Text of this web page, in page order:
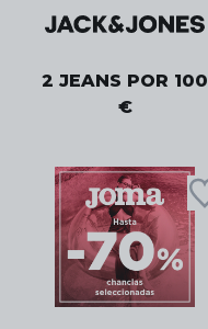
2 JEANS POR 100
€